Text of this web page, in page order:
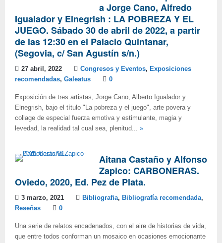
a Jorge Cano, Alfredo
Igualador y Elnegrish : LA POBREZA Y EL
JUEGO. Sábado 30 de abril de 2022, a partir
de las 12:30 en el Palacio Quintanar,
(Segovia, c/ San Agustín s/n.)
27 abril, 2022 Congresos y Eventos, Exposiciones
recomendadas, Galeatus 0
Exposición de tres artistas, Jorge Cano, Alberto Igualador y
Elnegrish, bajo el título "La pobreza y el juego", arte povera y
collage de especial fuerza emotiva y estimulante, magia y
levedad, la realidad tal cual sea, plenitud... »
Aitana Castaño y Alfonso
Zapico: CARBONERAS.
Oviedo, 2020, Ed. Pez de Plata.
3 marzo, 2021 Bibliografia, Bibliografía recomendada,
Reseñas
0
Una serie de relatos encadenados, con el aire de historias de vida,
que entre todos conforman un mosaico en ocasiones emocionante